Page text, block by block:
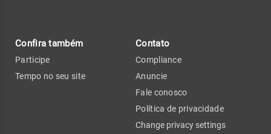
Confira também
Participe
Tempo no seu site
Contato
Compliance
Anuncie
Fale conosco
Política de privacidade
Change privacy settings